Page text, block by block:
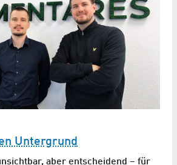
Untergrund
aber entscheidend – für